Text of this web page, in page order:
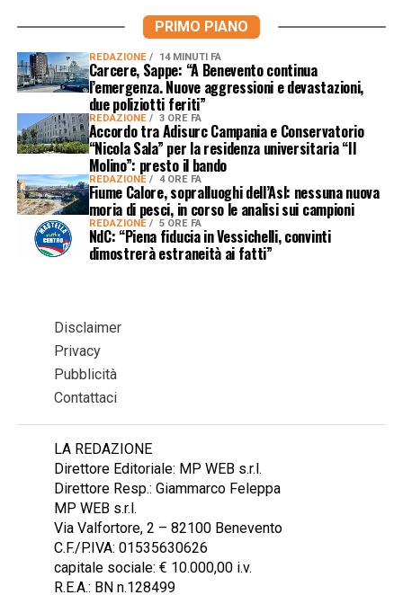
PRIMO PIANO
REDAZIONE 14 MINUTI FA
Carcere, Sappe: “A Benevento continua
l’emergenza. Nuove aggressioni e devastazioni,
due poliziotti feriti”
REDAZIONE 3 ORE FA
Accordo tra Adisurc Campania e Conservatorio
“Nicola Sala” per la residenza universitaria “Il
Molino”: presto il bando
REDAZIONE 4 ORE FA
Fiume Calore, sopralluoghi dell’Asl: nessuna nuova
moria di pesci, in corso le analisi sui campioni
REDAZIONE 5 ORE FA
NdC: “Piena fiducia in Vessichelli, convinti
dimostrerà estraneità ai fatti”
Disclaimer
Privacy
Pubblicità
Contattaci
LA REDAZIONE
Direttore Editoriale: MP WEB s.r.l.
Direttore Resp.: Giammarco Feleppa
MP WEB s.r.l.
Via Valfortore, 2 – 82100 Benevento
C.F./P.IVA: 01535630626
capitale sociale: € 10.000,00 i.v.
R.E.A.: BN n.128499